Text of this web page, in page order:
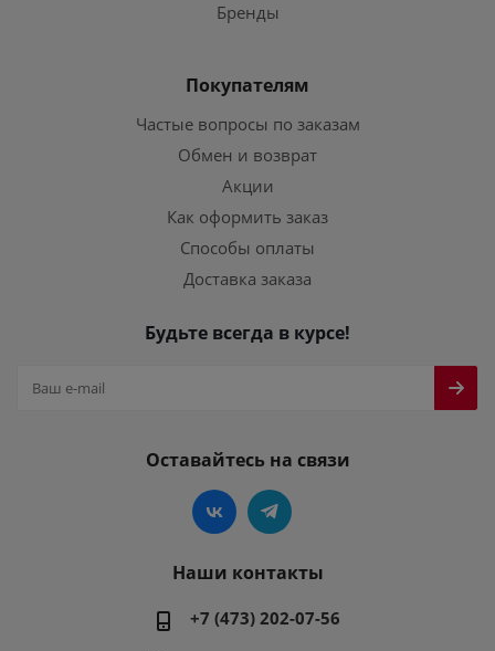
Бренды
Покупателям
Частые вопросы по заказам
Обмен и возврат
Акции
Как оформить заказ
Способы оплаты
Доставка заказа
Будьте всегда в курсе!
Оставайтесь на связи
Наши контакты
+7 (473) 202-07-56